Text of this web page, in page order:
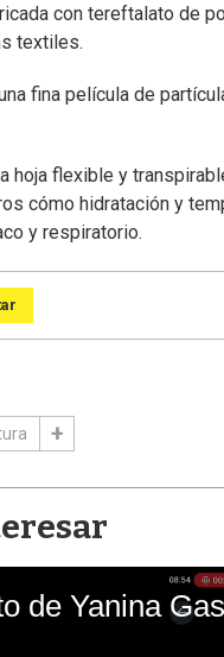
con tereftalato de
textiles.
fina película de
hoja flexible y
cómo hidratación y
y respiratorio.